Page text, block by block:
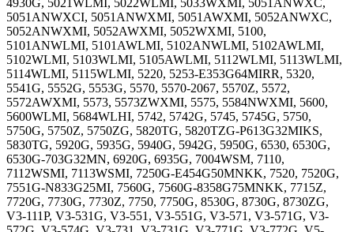
5051ANWXCI, 5051ANWXMI, 5051AWXMI, 5052ANWXC,
5052ANWXMI, 5052AWXMI, 5052WXMI, 5100,
5101ANWLMI, 5101AWLMI, 5102ANWLMI, 5102AWLMI,
5102WLMI, 5103WLMI, 5105AWLMI, 5112WLMI, 5113WLMI,
5114WLMI, 5115WLMI, 5220, 5253-E353G64MIRR, 5320,
5541G, 5552G, 5553G, 5570, 5570-2067, 5570Z, 5572,
5572AWXMI, 5573, 5573ZWXMI, 5575, 5584NWXMI, 5600,
5600WLMI, 5684WLHI, 5742, 5742G, 5745, 5745G, 5750,
5750G, 5750Z, 5750ZG, 5820TG, 5820TZG-P613G32MIKS,
5830TG, 5920G, 5935G, 5940G, 5942G, 5950G, 6530, 6530G,
6530G-703G32MN, 6920G, 6935G, 7004WSM, 7110,
7112WSMI, 7113WSMI, 7250G-E454G50MNKK, 7520, 7520G,
7551G-N833G25MI, 7560G, 7560G-8358G75MNKK, 7715Z,
7720G, 7730G, 7730Z, 7750, 7750G, 8530G, 8730G, 8730ZG,
V3-111P, V3-531G, V3-551, V3-551G, V3-571, V3-571G, V3-